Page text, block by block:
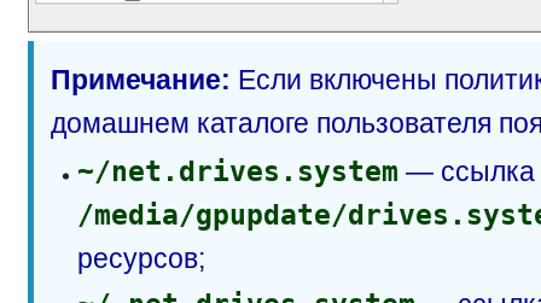
Примечание: Если включены
домашнем каталоге пользователя
~/net.drives.system — ссылка
/media/gpupdate/
ресурсов;